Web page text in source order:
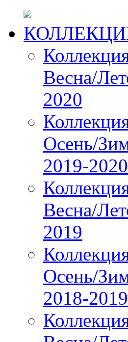
Весна/
2020
Осень/
2019-2020
Весна/
2019
Осень/
2018-2019